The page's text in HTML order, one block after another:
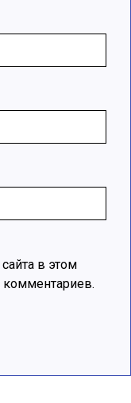
в этом